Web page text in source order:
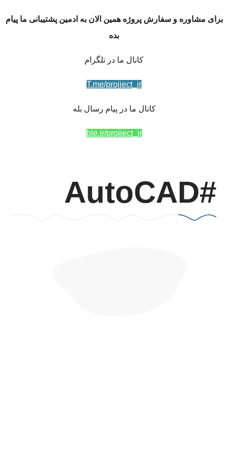
برای مشاوره و سفارش پروژه همین الان به ادمین پشتیبانی ما پیام
بده
کانال ما در تلگرام
T.me/projject_ir
کانال ما در پیام رسال بله
ble.ir/projject_ir
#AutoCAD